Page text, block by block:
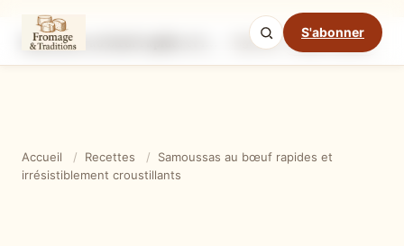
S'abonner
Ingrédients Étapes
Mode cuisine
Accueil / Recettes /
Samoussas au bœuf rapides et
irrésistiblement croustillants